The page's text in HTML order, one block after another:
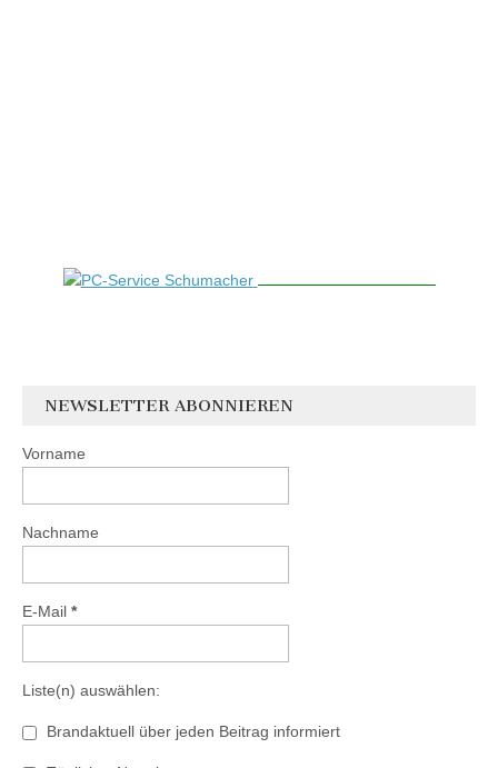
NEWSLETTER ABONNIEREN
Vorname
Nachname
E-Mail *
Liste(n) auswählen:
Brandaktuell über jeden Beitrag informiert